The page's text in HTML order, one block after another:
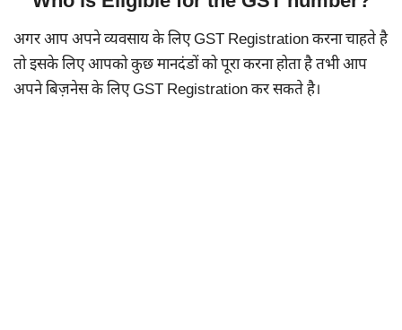
अगर आप अपने व्यवसाय के लिए GST Registration करना चाहते है
तो इसके लिए आपको कुछ मानदंडों को पूरा करना होता है तभी आप
अपने बिज़नेस के लिए GST Registration कर सकते है।